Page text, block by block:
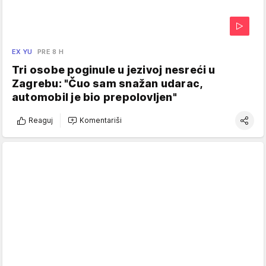
EX YU PRE 8 H
Tri osobe poginule u jezivoj nesreći u
Zagrebu: "Čuo sam snažan udarac,
automobil je bio prepolovljen"
Reaguj Komentariši